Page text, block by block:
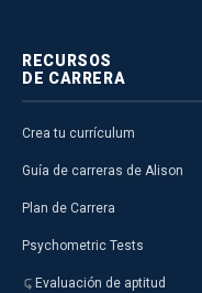
RECURSOS
DE CARRERA
Crea tu currículum
Guía de carreras de Alison
Plan de Carrera
Psychometric Tests
Evaluación de aptitud